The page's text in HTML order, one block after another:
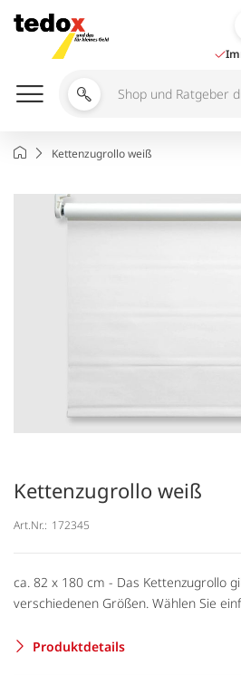
Inhalt
springen
Shop
durchsuchen
StartseiteKettenzugrollo weiß
Kettenzugrollo weiß
Art.Nr.: 172345
ca. 82 x 180 cm - Das Kettenzugrollo
verschiedenen Größen. Wählen Sie
Produktdetails